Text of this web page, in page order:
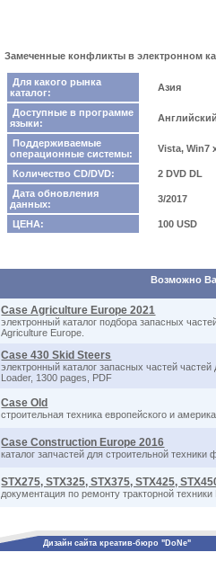
Замеченные конфликты в электронном
Для какого рынка
каталог:
Азия
Доступные в программе
языки:
Поддерживаемые
операционные системы:
Vista, Win7
Количество CD/DVD:
2 DVD DL
Дата обновления
данных:
3/2017
ЦЕНА: 100 USD
Возможно
Case Agriculture Europe 2021
электронный каталог подбора запасных
Agriculture Europe.
Case 430 Skid Steers
электронный каталог запасных частей
Loader, 1300 pages, PDF
Case Old
строительная техника европейского и
Case Construction Europe 2016
каталог запчастей для строительной
STX275, STX325, STX375, STX425,
документация по ремонту тракторной
Дизайн сайта креатив-бюро "DoNe"